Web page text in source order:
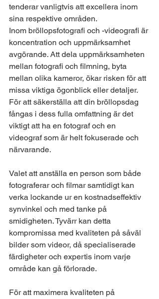
tenderar vanligtvis att excellera inom
sina respektive områden.
Inom bröllopsfotografi och -videografi är
koncentration och uppmärksamhet
avgörande. Att dela uppmärksamheten
mellan fotografi och filmning, byta
mellan olika kameror, ökar risken för att
missa viktiga ögonblick eller detaljer.
För att säkerställa att din bröllopsdag
fångas i dess fulla omfattning är det
viktigt att ha en fotograf och en
videograf som är helt fokuserade och
närvarande.
Valet att anställa en person som både
fotograferar och filmar samtidigt kan
verka lockande ur en kostnadseffektiv
synvinkel och med tanke på
smidigheten. Tyvärr kan detta
kompromissa med kvaliteten på såväl
bilder som videor, då specialiserade
färdigheter och expertis inom varje
område kan gå förlorade.
För att maximera kvaliteten på